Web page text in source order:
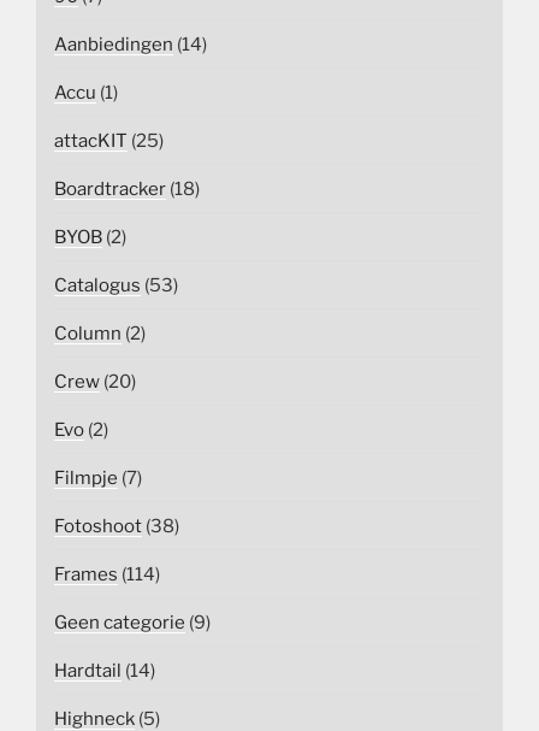
Aanbiedingen (14)
Accu (1)
attacKIT (25)
Boardtracker (18)
BYOB (2)
Catalogus (53)
Column (2)
Crew (20)
Evo (2)
Filmpje (7)
Fotoshoot (38)
Frames (114)
Geen categorie (9)
Hardtail (14)
Highneck (5)